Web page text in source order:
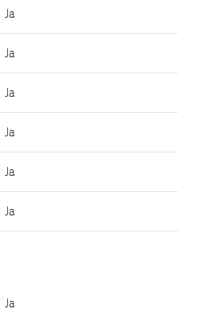
Ja
Ja
Ja
Ja
Ja
Ja
Ja